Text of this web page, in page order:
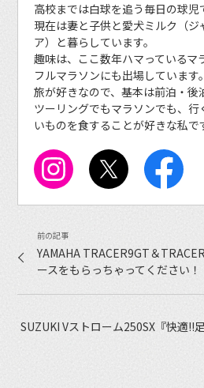
高校までは白球を追う毎日の球児
現在は妻と子供と愛犬ミルク（ジ
ア）と暮らしています。
趣味は、ここ数年ハマっているマ
フルマラソンにも出場しています。
旅が好きなので、基本は前泊・後
ツーリングでもマラソンでも、行
いものを食することが好きな私で
YAMAHA TRACER9GT＆
ースをもらっちゃってください！
SUZUKI Vストローム250SX『快適!!